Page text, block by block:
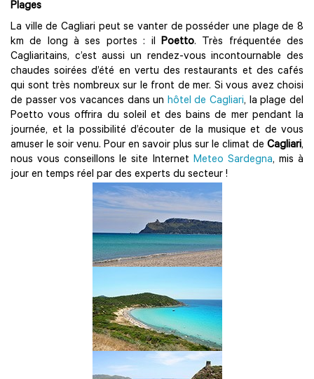
Plages
La ville de Cagliari peut se vanter de posséder une plage de 8
km de long à ses portes : il Poetto. Très fréquentée des
Cagliaritains, c’est aussi un rendez-vous incontournable des
chaudes soirées d’été en vertu des restaurants et des cafés
qui sont très nombreux sur le front de mer. Si vous avez choisi
de passer vos vacances dans un hôtel de Cagliari, la plage del
Poetto vous offrira du soleil et des bains de mer pendant la
journée, et la possibilité d’écouter de la musique et de vous
amuser le soir venu. Pour en savoir plus sur le climat de Cagliari,
nous vous conseillons le site Internet Meteo Sardegna, mis à
jour en temps réel par des experts du secteur !